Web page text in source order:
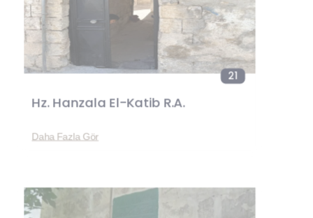
21
Hz. Hanzala El-Katib R.A.
Daha Fazla Gör